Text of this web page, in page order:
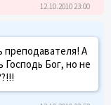
12.10.2010 23:00
преподавателя! А
Бог, но не